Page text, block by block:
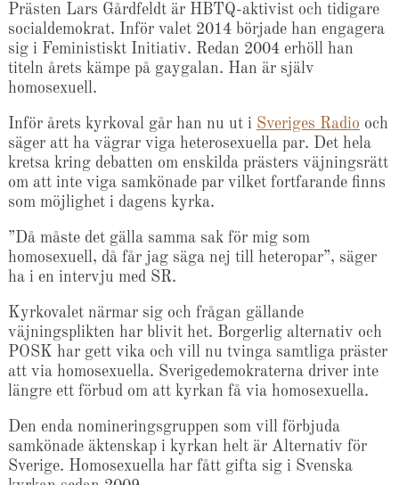
Prästen Lars Gårdfeldt är HBTQ-aktivist och tidigare
socialdemokrat. Inför valet 2014 började han engagera
sig i Feministiskt Initiativ. Redan 2004 erhöll han
titeln årets kämpe på gaygalan. Han är själv
homosexuell.
Inför årets kyrkoval går han nu ut i Sveriges Radio och
säger att ha vägrar viga heterosexuella par. Det hela
kretsa kring debatten om enskilda prästers väjningsrätt
om att inte viga samkönade par vilket fortfarande finns
som möjlighet i dagens kyrka.
”Då måste det gälla samma sak för mig som
homosexuell, då får jag säga nej till heteropar”, säger
ha i en intervju med SR.
Kyrkovalet närmar sig och frågan gällande
väjningsplikten har blivit het. Borgerlig alternativ och
POSK har gett vika och vill nu tvinga samtliga präster
att via homosexuella. Sverigedemokraterna driver inte
längre ett förbud om att kyrkan få via homosexuella.
Den enda nomineringsgruppen som vill förbjuda
samkönade äktenskap i kyrkan helt är Alternativ för
Sverige. Homosexuella har fått gifta sig i Svenska